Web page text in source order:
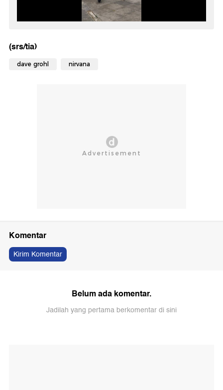
(srs/tia)
dave grohl nirvana
Komentar
Kirim Komentar
Belum ada komentar.
Jadilah yang pertama berkomentar di sini